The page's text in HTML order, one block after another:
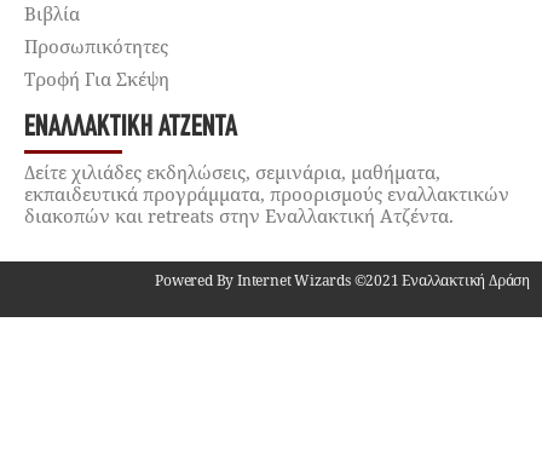
Βιβλία
Προσωπικότητες
Τροφή Για Σκέψη
ΕΝΑΛΛΑΚΤΙΚΉ ΑΤΖΈΝΤΑ
Δείτε χιλιάδες εκδηλώσεις, σεμινάρια, μαθήματα,
εκπαιδευτικά προγράμματα, προορισμούς εναλλακτικών
διακοπών και retreats στην Εναλλακτική Ατζέντα.
Powered By Internet Wizards ©2021 Εναλλακτική Δράση